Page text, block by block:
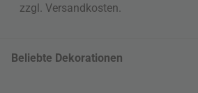
zzgl. Versandkosten
Beliebte Dekorationen